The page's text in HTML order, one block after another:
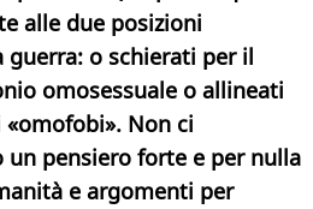
alle due posizioni
guerra: o schierati per il
omosessuale o allineati
Non ci
un pensiero forte e per nulla
e argomenti per